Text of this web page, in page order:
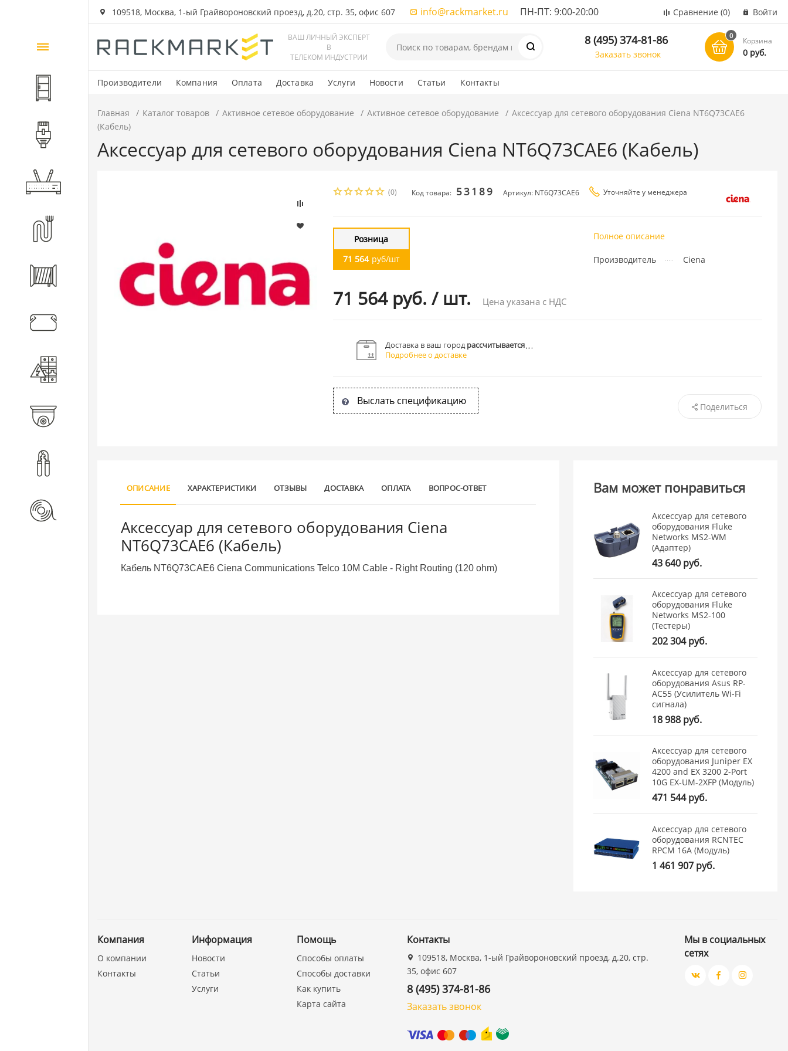
109518, Москва, 1-ый Грайвороновский проезд, д.20, стр. 35, офис 607 info@rackmarket.ru ПН-ПТ: 9:00-20:00 Сравнение (0) Войти
ВАШ ЛИЧНЫЙ ЭКСПЕРТ
В
ТЕЛЕКОМ ИНДУСТРИИ
8 (495) 374-81-86
Заказать звонок
0
Корзина
0 руб.
Производители Компания Оплата Доставка Услуги Новости Статьи Контакты
Каталог
товаров
Шкафы и стойки
Главная Каталог товаров Активное сетевое оборудование Активное сетевое оборудование
Аксессуар для сетевого оборудования Ciena NT6Q73CAE6
(Кабель)
Аксессуар для сетевого оборудования Ciena NT6Q73CAE6 (Кабель)
(0) Код товара: 53189 Артикул: NT6Q73CAE6 Уточняйте у менеджера
Розница
71 564 руб/шт
71 564 руб. / шт. Цена указана с НДС
Полное описание
Производитель Ciena
Доставка в ваш городрассчитывается
Подробнее о доставке
Выслать спецификацию Поделиться
ОПИСАНИЕ ХАРАКТЕРИСТИКИ ОТЗЫВЫ ДОСТАВКА ОПЛАТА ВОПРОС-ОТВЕТ
Аксессуар для сетевого оборудования Ciena
NT6Q73CAE6 (Кабель)
Кабель NT6Q73CAE6 Ciena Communications Telco 10M Cable - Right Routing (120 ohm)
Вам может понравиться
Аксессуар для сетевого
оборудования Fluke
Networks MS2-WM
(Адаптер)
43 640 руб.
Аксессуар для сетевого
оборудования Fluke
Networks MS2-100
(Тестеры)
202 304 руб.
Аксессуар для сетевого
оборудования Asus RP-
AC55 (Усилитель Wi-Fi
сигнала)
18 988 руб.
Аксессуар для сетевого
оборудования Juniper EX
4200 and EX 3200 2-Port
10G EX-UM-2XFP (Модуль)
471 544 руб.
Аксессуар для сетевого
оборудования RCNTEC
RPCM 16A (Модуль)
1 461 907 руб.
Компания
О компании
Контакты
Информация
Новости
Статьи
Услуги
Помощь
Способы оплаты
Способы доставки
Как купить
Карта сайта
Контакты
109518, Москва, 1-ый Грайвороновский проезд, д.20, стр.
35, офис 607
8 (495) 374-81-86
Заказать звонок
Мы в социальных
сетях